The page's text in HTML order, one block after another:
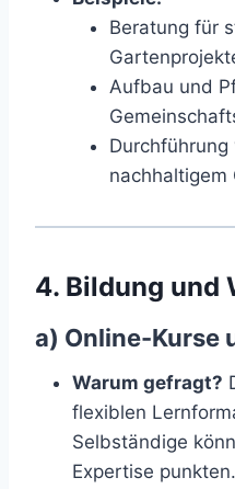
Beratung für
Aufbau und
Durchführung
nachhaltigem
4. Bildung und
a) Online-Kurse
Warum gefragt?
flexiblen
Selbständige
Expertise punkten.